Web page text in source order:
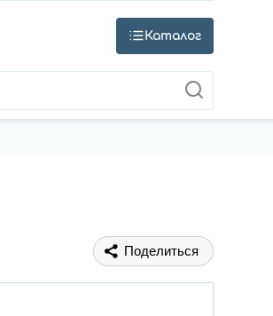
Каталог
Поделиться